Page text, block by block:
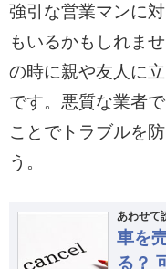
強引な営業マンに
もいるかもしれま
の時に親や友人に
です。悪質な業者
ことでトラブルを
う。
あわせて
車を
る？